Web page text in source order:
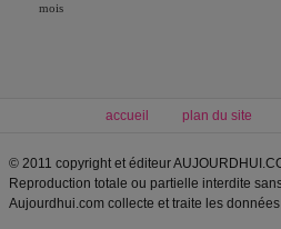
mois
accueil plan du site
© 2011 copyright et éditeur
Reproduction totale ou partielle interdite
Aujourdhui.com collecte et traite les